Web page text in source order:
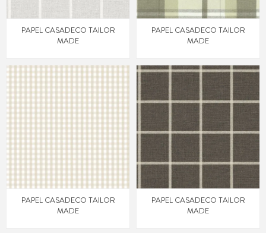
PAPEL CASADECO TAILOR
MADE
PAPEL CASADECO TAILOR
MADE
PAPEL CASADECO TAILOR
MADE
PAPEL CASADECO TAILOR
MADE